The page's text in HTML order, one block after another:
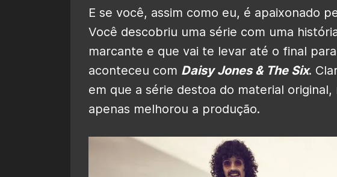
E se você, assim como eu, é apaixonado
Você descobriu uma série com uma
marcante e que vai te levar até o final
aconteceu com Daisy Jones & The Six.
em que a série destoa do material original,
apenas melhorou a produção.